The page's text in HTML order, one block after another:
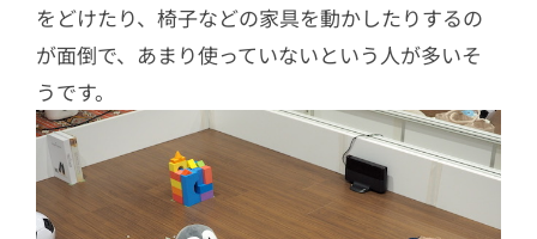
をどけたり、椅子などの家具を動かしたりするの
が面倒で、あまり使っていないという人が多いそ
うです。